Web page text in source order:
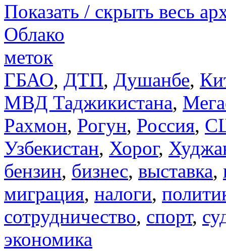
Показать / скрыть весь
Облако
меток
ГБАО, ДТП, Душанбе,
МВД Таджикистана,
Рахмон, Рогун, Россия,
Узбекистан, Хорог,
бензин, бизнес, выставка,
миграция, налоги,
сотрудничество, спорт,
экономика